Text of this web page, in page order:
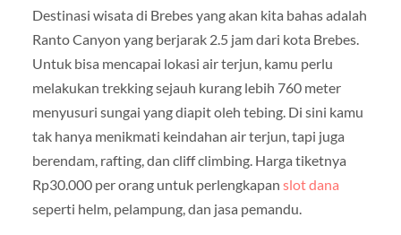
Destinasi wisata di Brebes yang akan kita bahas adalah
Ranto Canyon yang berjarak 2.5 jam dari kota Brebes.
Untuk bisa mencapai lokasi air terjun, kamu perlu
melakukan trekking sejauh kurang lebih 760 meter
menyusuri sungai yang diapit oleh tebing. Di sini kamu
tak hanya menikmati keindahan air terjun, tapi juga
berendam, rafting, dan cliff climbing. Harga tiketnya
Rp30.000 per orang untuk perlengkapan slot dana
seperti helm, pelampung, dan jasa pemandu.